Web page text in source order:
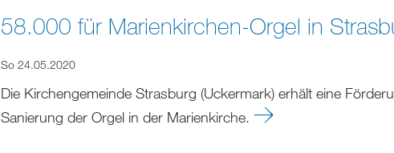
58.000 für Marienkirchen-Orgel in
So 24.05.2020
Die Kirchengemeinde Strasburg (Uckermark) erhält eine
Sanierung der Orgel in der Marienkirche.